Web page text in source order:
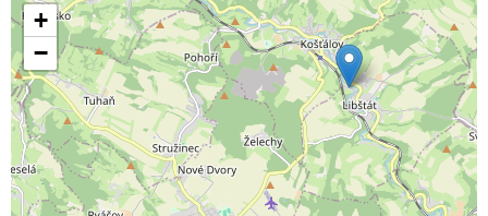
+
−